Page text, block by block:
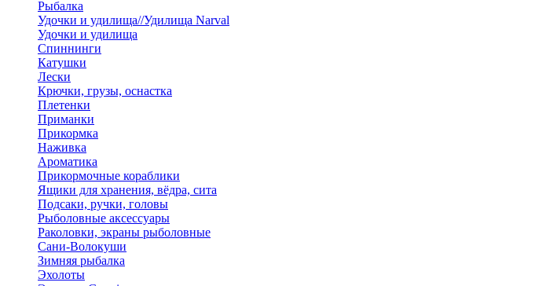
Рыбалка
Удочки и удилища//Удилища Narval
Удочки и удилища
Спиннинги
Катушки
Лески
Крючки, грузы, оснастка
Плетенки
Приманки
Прикормка
Наживка
Ароматика
Прикормочные кораблики
Ящики для хранения, вёдра, сита
Подсаки, ручки, головы
Рыболовные аксессуары
Раколовки, экраны рыболовные
Сани-Волокуши
Зимняя рыбалка
Эхолоты